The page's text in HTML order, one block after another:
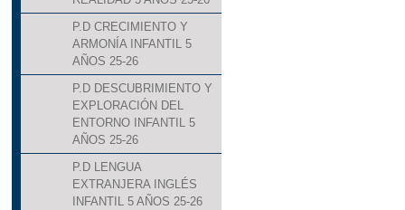
P.D CRECIMIENTO Y
ARMONÍA INFANTIL 5
AÑOS 25-26
P.D DESCUBRIMIENTO Y
EXPLORACIÓN DEL
ENTORNO INFANTIL 5
AÑOS 25-26
P.D LENGUA
EXTRANJERA INGLÉS
INFANTIL 5 AÑOS 25-26